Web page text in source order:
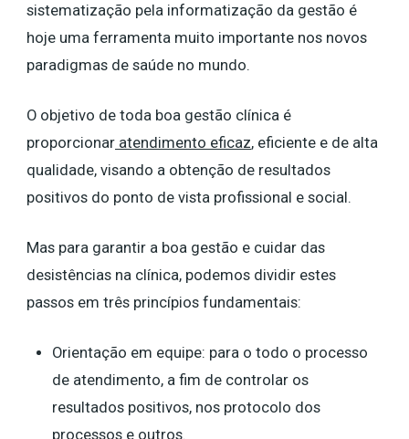
sistematização pela informatização da gestão é
hoje uma ferramenta muito importante nos novos
paradigmas de saúde no mundo.
O objetivo de toda boa gestão clínica é
proporcionar atendimento eficaz, eficiente e de alta
qualidade, visando a obtenção de resultados
positivos do ponto de vista profissional e social.
Mas para garantir a boa gestão e cuidar das
desistências na clínica, podemos dividir estes
passos em três princípios fundamentais:
Orientação em equipe: para o todo o processo
de atendimento, a fim de controlar os
resultados positivos, nos protocolo dos
processos e outros.